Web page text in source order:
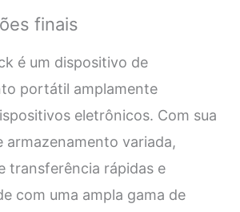
finais
é um dispositivo de
portátil amplamente
eletrônicos. Com sua
armazenamento variada,
transferência rápidas e
com uma ampla gama de